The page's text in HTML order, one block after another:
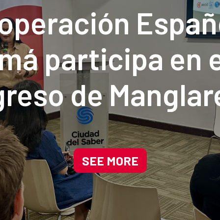
participa en
de
impulsando
en la
SEE MORE